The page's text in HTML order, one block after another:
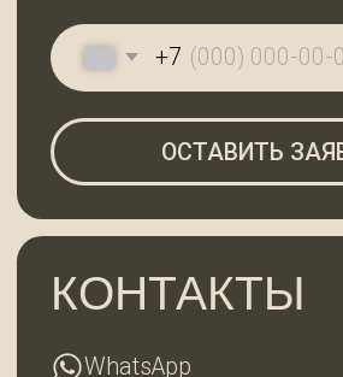
ГЛАВНАЯ
КАТАЛОГ
О КОМПАНИИ
Разработка сайта
2025 © 99ДОСОК